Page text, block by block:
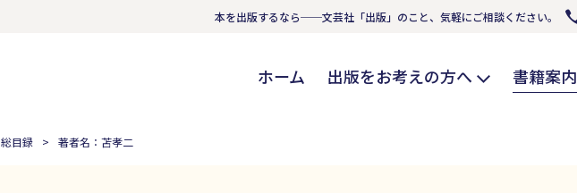
本を出版するなら──文芸社「出版」のこと、気軽にご相談ください。
ホーム 出版をお考えの方へ 書籍案内
総目録 著者名：苫孝二